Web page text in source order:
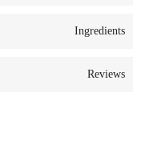
Ingredients
Reviews